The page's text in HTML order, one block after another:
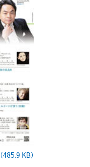
（485.9 KB）